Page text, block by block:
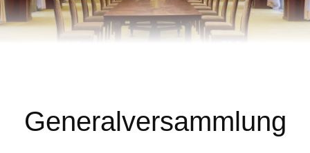
Generalversammlung